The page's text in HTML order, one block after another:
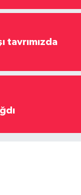
tavrımızda